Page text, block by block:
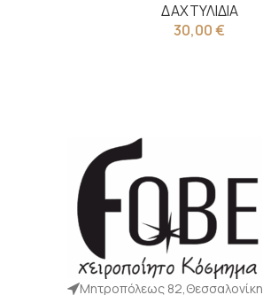
ΔΑΧΤΥΛΙΔΙΑ
30,00€
Μητροπόλεως 82,Θεσσαλονίκη